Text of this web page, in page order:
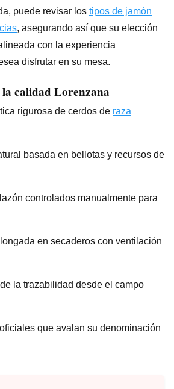
puede revisar los tipos de jamón
, asegurando así que su elección
con la experiencia
disfrutar en su mesa.
la calidad Lorenzana
rigurosa de cerdos de raza
basada en bellotas y recursos de
controlados manualmente para
en secaderos con ventilación
la trazabilidad desde el campo
que avalan su denominación